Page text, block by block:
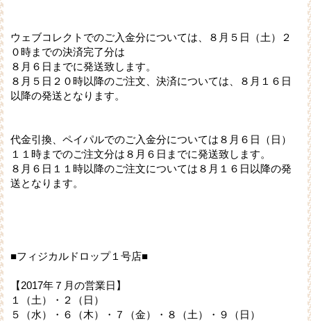
ウェブコレクトでのご入金分については、８月５日（土）２
０時までの決済完了分は
８月６日までに発送致します。
８月５日２０時以降のご注文、決済については、８月１６日
以降の発送となります。
代金引換、ペイパルでのご入金分については８月６日（日）
１１時までのご注文分は８月６日までに発送致します。
８月６日１１時以降のご注文については８月１６日以降の発
送となります。
■フィジカルドロップ１号店■
【2017年７月の営業日】
１（土）・２（日）
５（水）・６（木）・７（金）・８（土）・９（日）